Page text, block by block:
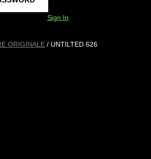
Sign In
ORIGINALE / UNTILTED 626